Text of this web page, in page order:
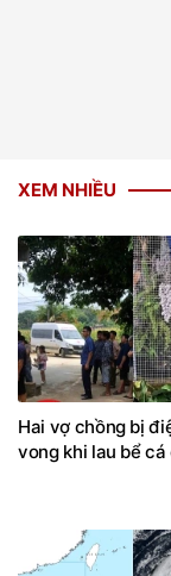
XEM NHIỀU
Hai vợ chồng bị
vong khi lau bể cá